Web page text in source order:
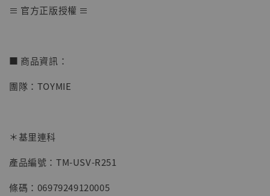
【店內現貨】七龍珠 系列蒐藏雕像 悟空 鳥山
NT$ 4,280
≡ 官方正版授權 ≡
■ 商品資訊：
團隊：TOYMIE
＊基里連科
產品編號：TM-USV-R251
條碼：06979249120005